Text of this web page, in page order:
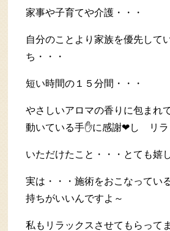
家事や子育てや介護・・・
自分のことより家族を優先して
ち・・・
短い時間の１５分間・・・
やさしいアロマの香りに包まれ
動いている手✋に感謝❤し リラ
いただけたこと・・・とても嬉
実は・・・施術をおこなってい
持ちがいいんですよ～
私もリラックスさせてもらって